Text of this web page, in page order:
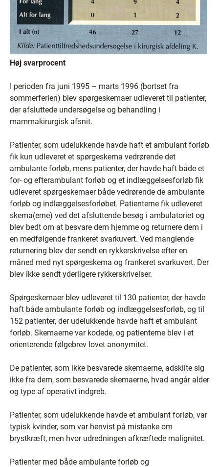
Høj svarprocent
I perioden fra juni 1995 – marts 1996 (bortset fra
sommerferien) blev spørgeskemaer udleveret til patienter,
der afsluttede undersøgelse og behandling i
mammakirurgisk afsnit.
Patienter, som udelukkende havde haft et ambulant forløb
fik kun udleveret et spørgeskema vedrørende det
ambulante forløb, mens patienter, der havde haft både et
for- og efterambulant forløb og et indlæggelsesforløb fik
udleveret spørgeskemaer både vedrørende de ambulante
forløb og indlæggelsesforløbet. Patienterne fik udleveret
skema(erne) ved det afsluttende besøg i ambulatoriet og
blev bedt om at besvare dem hjemme og returnere dem i
en medfølgende frankeret svarkuvert. Ved manglende
returnering blev der sendt en rykkerskrivelse efter en
måned med nyt spørgeskema og frankeret svarkuvert. Der
blev ikke sendt yderligere rykkerskrivelser.
Spørgeskemaer blev udleveret til 130 patienter, der havde
haft både ambulante forløb og indlæggelsesforløb, og til
152 patienter, der udelukkende havde haft et ambulant
forløb. Skemaerne var kodede, og patienterne blev i et
orienterende følgebrev lovet anonymitet.
De patienter, som ikke besvarede skemaerne, adskilte sig
ikke fra dem, som besvarede skemaerne, hvad angår alder
og type af operativt indgreb.
Patienter, som udelukkende havde et ambulant forløb, var
typisk kvinder, som var henvist på mistanke om
brystkræft, men hvor udredningen afkræftede malignitet.
Patienter med både ambulante forløb og